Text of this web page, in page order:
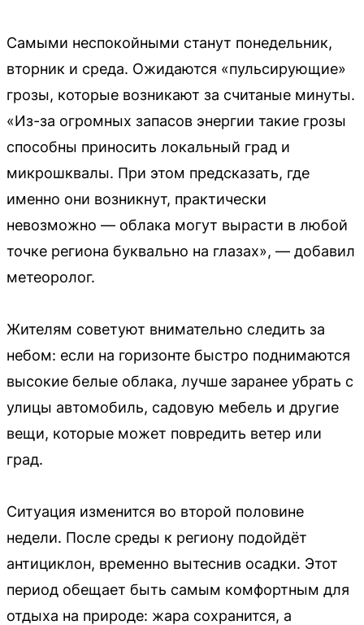
Самыми неспокойными станут понедельник,
вторник и среда. Ожидаются «пульсирующие»
грозы, которые возникают за считаные минуты.
«Из-за огромных запасов энергии такие грозы
способны приносить локальный град и
микрошквалы. При этом предсказать, где
именно они возникнут, практически
невозможно — облака могут вырасти в любой
точке региона буквально на глазах», — добавил
метеоролог.
Жителям советуют внимательно следить за
небом: если на горизонте быстро поднимаются
высокие белые облака, лучше заранее убрать с
улицы автомобиль, садовую мебель и другие
вещи, которые может повредить ветер или
град.
Ситуация изменится во второй половине
недели. После среды к региону подойдёт
антициклон, временно вытеснив осадки. Этот
период обещает быть самым комфортным для
отдыха на природе: жара сохранится, а